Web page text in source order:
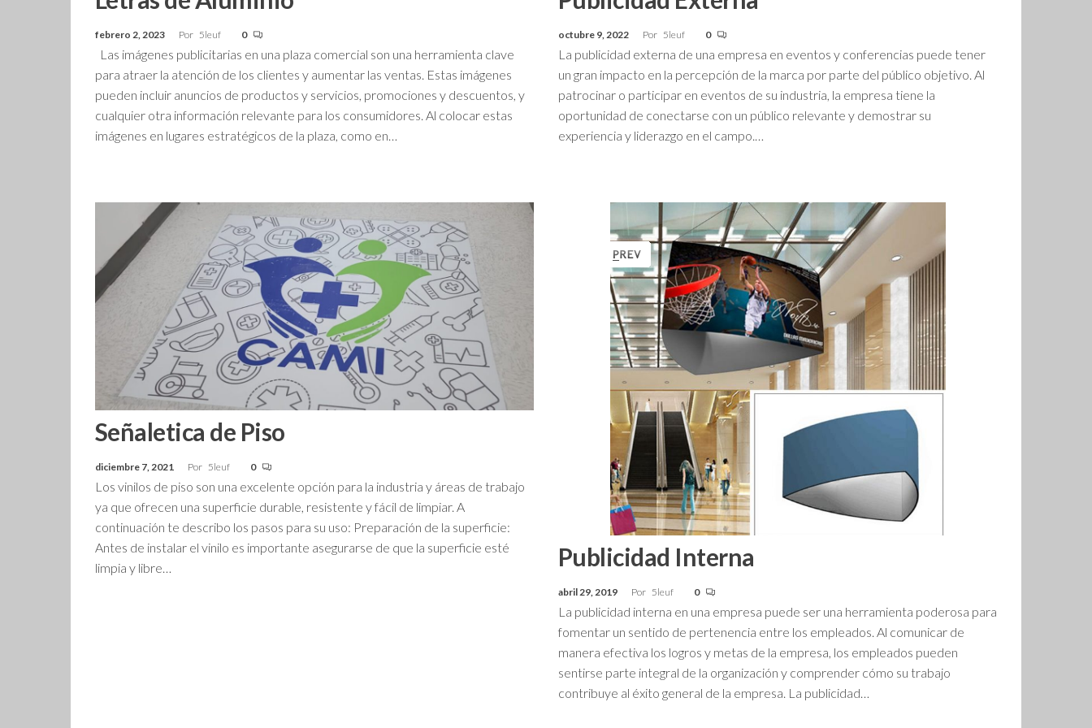
febrero 2, 2023 Por 5leuf 0
Las imágenes publicitarias en una plaza comercial son una herramienta clave
para atraer la atención de los clientes y aumentar las ventas. Estas imágenes
pueden incluir anuncios de productos y servicios, promociones y descuentos, y
cualquier otra información relevante para los consumidores. Al colocar estas
imágenes en lugares estratégicos de la plaza, como en…
octubre 9, 2022 Por 5leuf 0
La publicidad externa de una empresa en eventos y conferencias puede tener
un gran impacto en la percepción de la marca por parte del público objetivo. Al
patrocinar o participar en eventos de su industria, la empresa tiene la
oportunidad de conectarse con un público relevante y demostrar su
experiencia y liderazgo en el campo.…
Señaletica de Piso
diciembre 7, 2021 Por 5leuf 0
Los vinilos de piso son una excelente opción para la industria y áreas de trabajo
ya que ofrecen una superficie durable, resistente y fácil de limpiar. A
continuación te describo los pasos para su uso: Preparación de la superficie:
Antes de instalar el vinilo es importante asegurarse de que la superficie esté
limpia y libre…
Publicidad Interna
abril 29, 2019 Por 5leuf 0
La publicidad interna en una empresa puede ser una herramienta poderosa para
fomentar un sentido de pertenencia entre los empleados. Al comunicar de
manera efectiva los logros y metas de la empresa, los empleados pueden
sentirse parte integral de la organización y comprender cómo su trabajo
contribuye al éxito general de la empresa. La publicidad…